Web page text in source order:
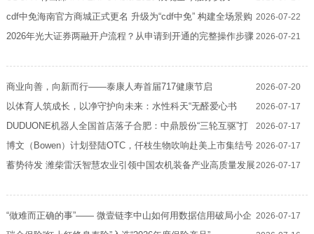
2026-07-22
cdf中免海南官方商城正式更名 升级为“cdf中免” 构建全场景购
物生态
2026-07-21
2026年光大证券两融开户流程？从申请到开通的完整操作步骤
2026-07-20
商业向善，向新而行——泰康人寿首届717健康节启
2026-07-17
以体育人筑成长，以净守护向未来：水性科天“无醛爱心书
架”公益项目正式启航
2026-07-17
DUDUONE机器人全国首店落子合肥：中鼎股份“三轮互驱”打
通人形机器人产业闭环
2026-07-17
博文（Bowen）计划登陆OTC，仟枝生物吹响赴美上市集结号
2026-07-17
蓄势待发 潍柴雷沃智慧农业引领中国农机装备产业高质量发展
2026-07-17
“做难而正确的事”—— 微壹链李中山如何用数据信用破局小企